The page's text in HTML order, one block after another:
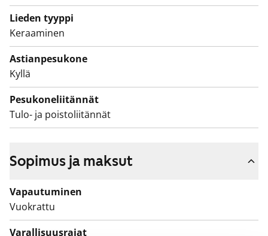
Lieden tyyppi
Keraaminen
Astianpesukone
Kyllä
Pesukoneliitännät
Tulo- ja poistoliitännät
Sopimus ja maksut
Vapautuminen
Vuokrattu
Varallisuusrajat